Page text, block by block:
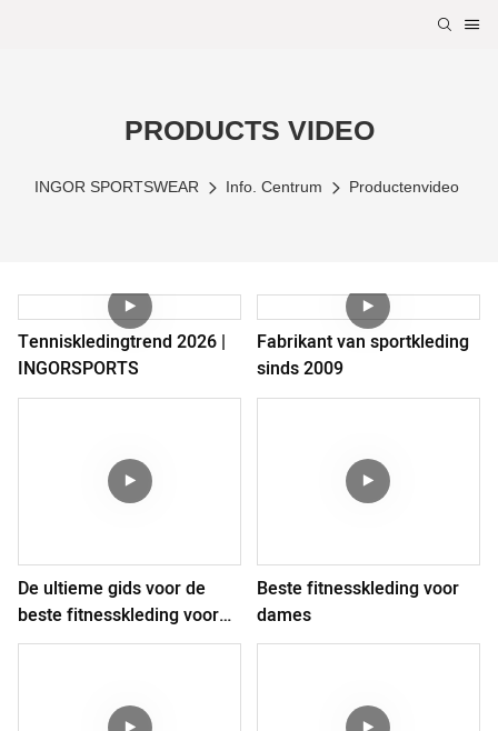
PRODUCTS VIDEO
INGOR SPORTSWEAR Info. Centrum Productenvideo
Tenniskledingtrend 2026 |
INGORSPORTS
Fabrikant van sportkleding
sinds 2009
De ultieme gids voor de
beste fitnesskleding voor
dames
Beste fitnesskleding voor
dames